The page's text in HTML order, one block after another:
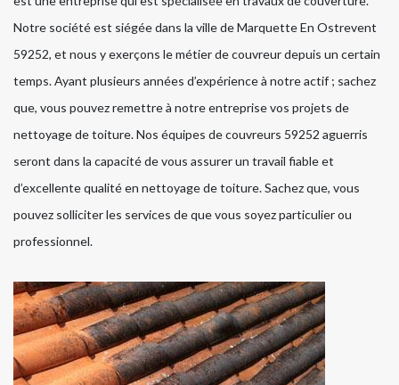
Notre société est siégée dans la ville de Marquette En Ostrevent
59252, et nous y exerçons le métier de couvreur depuis un certain
temps. Ayant plusieurs années d’expérience à notre actif ; sachez
que, vous pouvez remettre à notre entreprise vos projets de
nettoyage de toiture. Nos équipes de couvreurs 59252 aguerris
seront dans la capacité de vous assurer un travail fiable et
d’excellente qualité en nettoyage de toiture. Sachez que, vous
pouvez solliciter les services de que vous soyez particulier ou
professionnel.